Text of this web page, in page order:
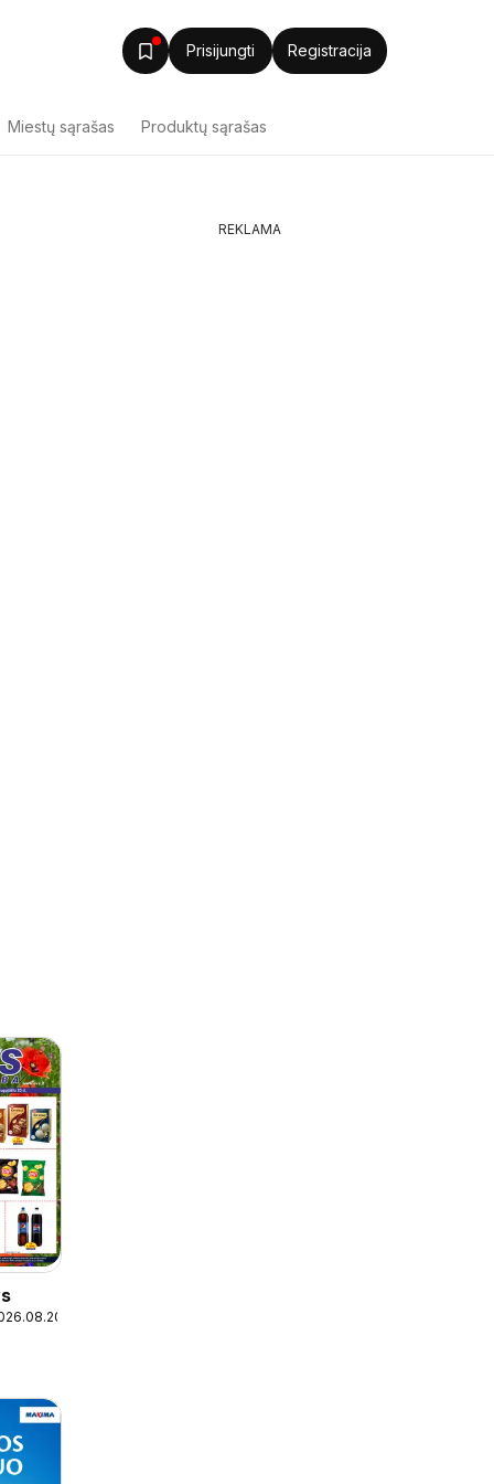
Prisijungti Registracija
Miestų sąrašas Produktų sąrašas
REKLAMA